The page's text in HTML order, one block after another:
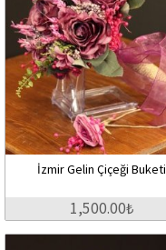
İzmir Gelin Çiçeği Buketi
1,500.00₺